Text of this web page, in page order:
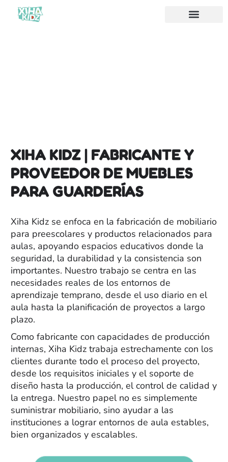
XIHA KIDZ | FABRICANTE Y
PROVEEDOR DE MUEBLES
PARA GUARDERÍAS
Xiha Kidz se enfoca en la fabricación de mobiliario
para preescolares y productos relacionados para
aulas, apoyando espacios educativos donde la
seguridad, la durabilidad y la consistencia son
importantes. Nuestro trabajo se centra en las
necesidades reales de los entornos de
aprendizaje temprano, desde el uso diario en el
aula hasta la planificación de proyectos a largo
plazo.
Como fabricante con capacidades de producción
internas, Xiha Kidz trabaja estrechamente con los
clientes durante todo el proceso del proyecto,
desde los requisitos iniciales y el soporte de
diseño hasta la producción, el control de calidad y
la entrega. Nuestro papel no es simplemente
suministrar mobiliario, sino ayudar a las
instituciones a lograr entornos de aula estables,
bien organizados y escalables.